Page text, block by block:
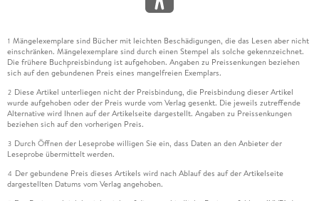
1 Mängelexemplare sind Bücher mit leichten Beschädigungen, die das Lesen aber nicht
einschränken. Mängelexemplare sind durch einen Stempel als solche gekennzeichnet.
Die frühere Buchpreisbindung ist aufgehoben. Angaben zu Preissenkungen beziehen
sich auf den gebundenen Preis eines mangelfreien Exemplars.
2 Diese Artikel unterliegen nicht der Preisbindung, die Preisbindung dieser Artikel
wurde aufgehoben oder der Preis wurde vom Verlag gesenkt. Die jeweils zutreffende
Alternative wird Ihnen auf der Artikelseite dargestellt. Angaben zu Preissenkungen
beziehen sich auf den vorherigen Preis.
3 Durch Öffnen der Leseprobe willigen Sie ein, dass Daten an den Anbieter der
Leseprobe übermittelt werden.
4 Der gebundene Preis dieses Artikels wird nach Ablauf des auf der Artikelseite
dargestellten Datums vom Verlag angehoben.